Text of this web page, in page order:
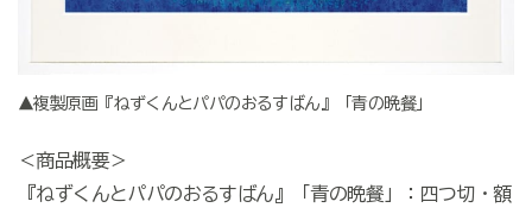
▲複製原画『ねずくんとパパのおるすばん』「青の晩餐」
＜商品概要＞
『ねずくんとパパのおるすばん』「青の晩餐」：四つ切・額